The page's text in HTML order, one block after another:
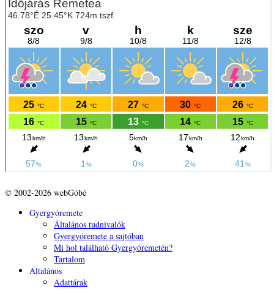
© 2002-2026 webGóbé
Gyergyóremete
Általános tudnivalók
Gyergyóremete a sajtóban
Mi hol található Gyergyóremetén?
Tartalom
Általános
Adattárak